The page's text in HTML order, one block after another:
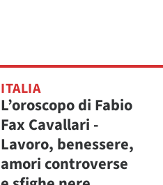
ITALIA
L’oroscopo di Fabio
Fax Cavallari -
Lavoro, benessere,
amori controverse